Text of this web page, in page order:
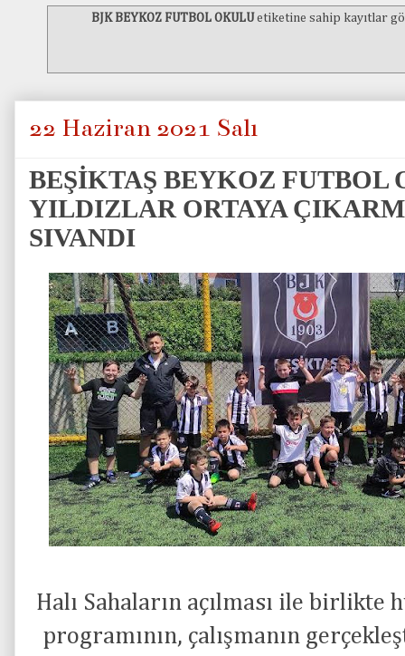
BJK BEYKOZ FUTBOL OKULUetiketine sahip kayıtlar
22 Haziran 2021 Salı
BEŞİKTAŞ BEYKOZ FUTBOL
YILDIZLAR ORTAYA
SIVANDI
Halı Sahaların açılması ile
programının, çalışmanın